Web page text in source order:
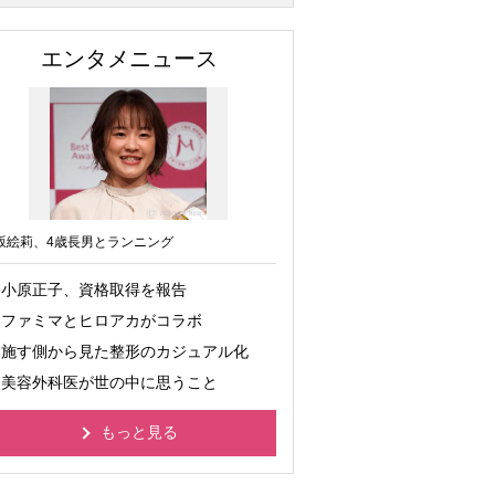
エンタメニュース
絵莉、4歳長男とランニング
小原正子、資格取得を報告
ファミマとヒロアカがコラボ
施す側から見た整形のカジュアル化
美容外科医が世の中に思うこと
もっと見る